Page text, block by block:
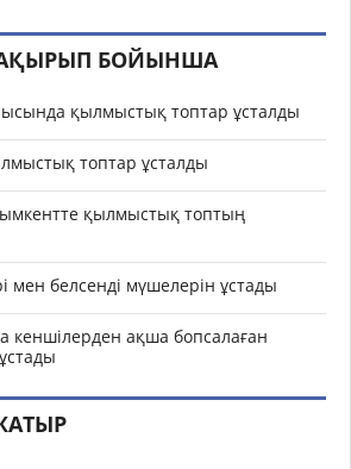
БОЙЫНША
қылмыстық топтар ұсталды
топтар ұсталды
қылмыстық топтың
мен белсенді мүшелерін ұстады
кеншілерден ақша бопсалаған